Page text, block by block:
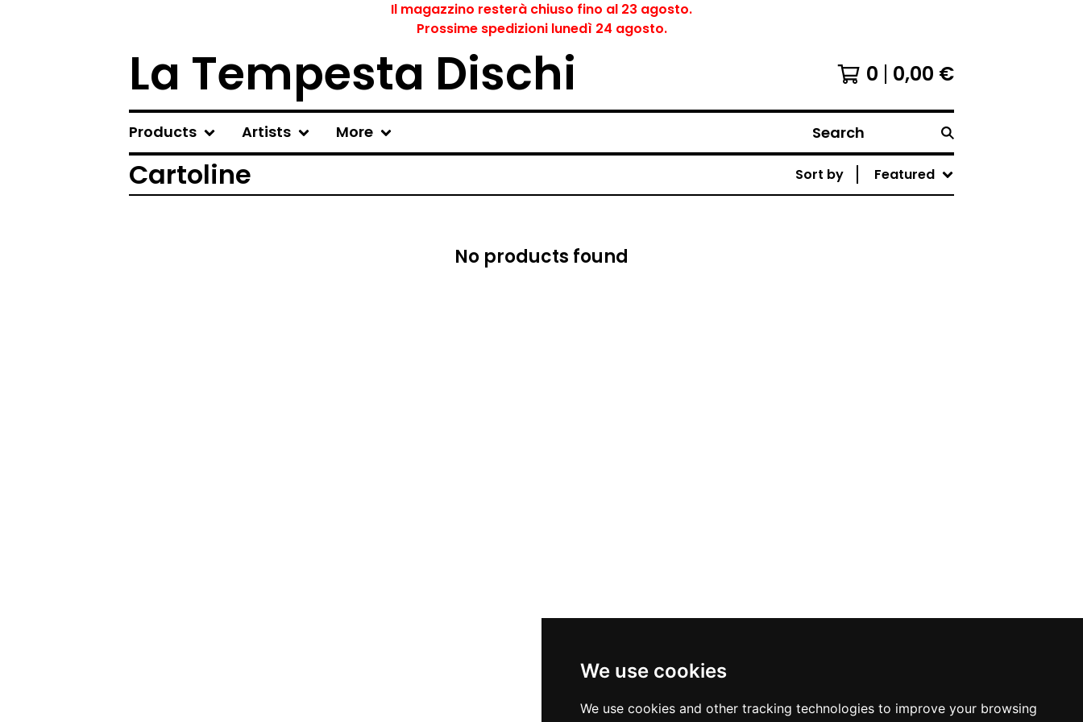
We use cookies
We use cookies and other tracking technologies to improve your browsing
Il magazzino resterà chiuso fino al 23 agosto.
Prossime spedizioni lunedì 24 agosto.
La Tempesta Dischi 0 0,00 €
Products Artists More Search
Cartoline Sort by Featured
No products found